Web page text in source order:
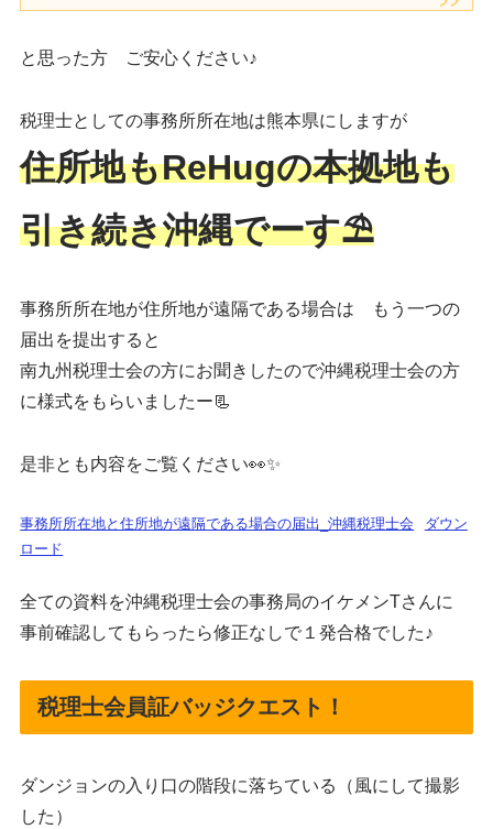
と思った方 ご安心ください♪
税理士としての事務所所在地は熊本県にしますが
住所地もReHugの本拠地も
引き続き沖縄でーす⛱
事務所所在地が住所地が遠隔である場合は もう一つの
届出を提出すると
南九州税理士会の方にお聞きしたので沖縄税理士会の方
に様式をもらいましたー📃
是非とも内容をご覧ください👀✨
事務所所在地と住所地が遠隔である場合の届出_沖縄税理士会
ダウン
ロード
全ての資料を沖縄税理士会の事務局のイケメンTさんに
事前確認してもらったら修正なしで１発合格でした♪
税理士会員証バッジクエスト！
ダンジョンの入り口の階段に落ちている（風にして撮影
した）